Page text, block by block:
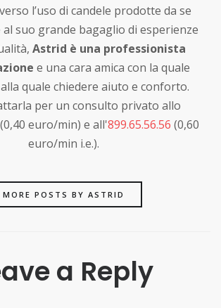
l’uso di candele prodotte da se
al suo grande bagaglio di esperienze
Astrid è una professionista
e una cara amica con la quale
quale chiedere aiuto e conforto.
per un consulto privato allo
(0,40 euro/min) e all'899.65.56.56 (0,60
euro/min i.e.).
MORE POSTS BY ASTRID
a Reply